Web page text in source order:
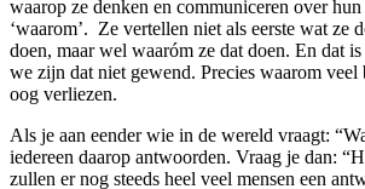
waarop ze denken en communiceren over hun
‘waarom’. Ze vertellen niet als eerste wat ze
doen, maar wel waaróm ze dat doen. En dat
we zijn dat niet gewend. Precies waarom
oog verliezen.
Als je aan eender wie in de wereld vraagt:
iedereen daarop antwoorden. Vraag je dan:
zullen er nog steeds heel veel mensen een